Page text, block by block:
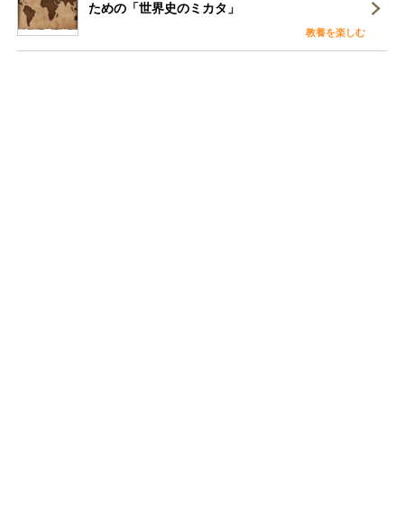
ための「世界史のミカタ」
教養を楽しむ